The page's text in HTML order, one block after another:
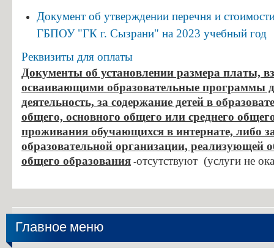
Документ об утверждении перечня и
ГБПОУ "ГК г. Сызрани" на 2023 учебный год
Реквизиты для оплаты
Документы об установлении размера платы,
осваивающими образовательные программы
деятельность, за содержание детей в
общего, основного общего или среднего
проживания обучающихся в интернате, либо
образовательной организации, реализующей
общего образования -отсутствуют (услуги не
Главное меню